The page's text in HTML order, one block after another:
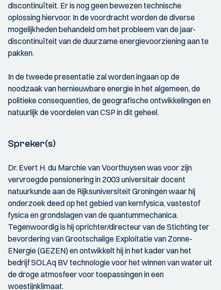
discontinuïteit. Er is nog geen bewezen technische
oplossing hiervoor. In de voordracht worden de diverse
mogelijkheden behandeld om het probleem van de jaar-
discontinuïteit van de duurzame energievoorziening aan te
pakken.
In de tweede presentatie zal worden ingaan op de
noodzaak van hernieuwbare energie in het algemeen, de
politieke consequenties, de geografische ontwikkelingen en
natuurlijk de voordelen van CSP in dit geheel.
Spreker(s)
Dr. Evert H. du Marchie van Voorthuysen was voor zijn
vervroegde pensionering in 2003 universitair docent
natuurkunde aan de Rijksuniversiteit Groningen waar hij
onderzoek deed op het gebied van kernfysica, vastestof
fysica en grondslagen van de quantummechanica.
Tegenwoordig is hij oprichter/directeur van de Stichting ter
bevordering van Grootschalige Exploitatie van Zonne-
ENergie (GEZEN) en ontwikkelt hij in het kader van het
bedrijf SOLAq BV technologie voor het winnen van water uit
de droge atmosfeer voor toepassingen in een
woestijnklimaat.